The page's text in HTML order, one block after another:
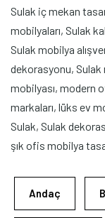
Sulak iç mekan
mobilyaları, Sulak
Sulak mobilya
dekorasyonu,
mobilyası, modern
markaları, lüks ev
Sulak, Sulak
şık ofis mobilya
Andaç